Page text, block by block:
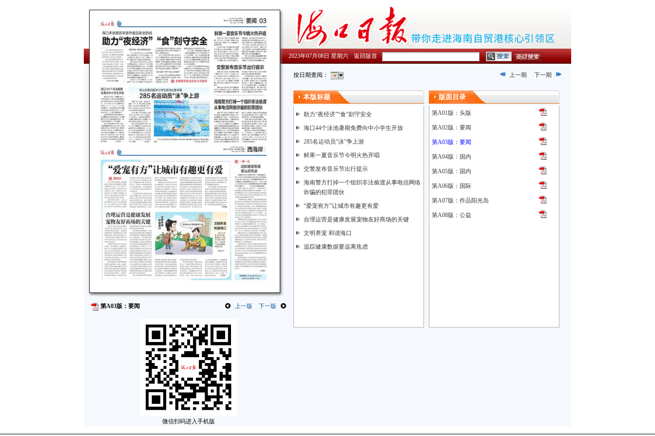
2023年07月08日 星期六 返回版首
第A03版：要闻 上一版 下一版
微信扫码进入手机版
按日期查阅： 上一期 下一期
本版标题
助力“夜经济”“食”刻守安全
海口44个泳池暑期免费向中小学生开放
285名运动员“泳”争上游
鲜果一夏音乐节今明火热开唱
交警发布音乐节出行提示
海南警方打掉一个组织非法偷渡从事电信网络
诈骗的犯罪团伙
“爱宠有方”让城市有趣更有爱
合理运营是健康发展宠物友好商场的关键
文明养宠 和谐海口
追踪健康数据要远离焦虑
版面目录
第A01版：头版
第A02版：要闻
第A03版：要闻
第A04版：国内
第A05版：国内
第A06版：国际
第A07版：作品阳光岛
第A08版：公益